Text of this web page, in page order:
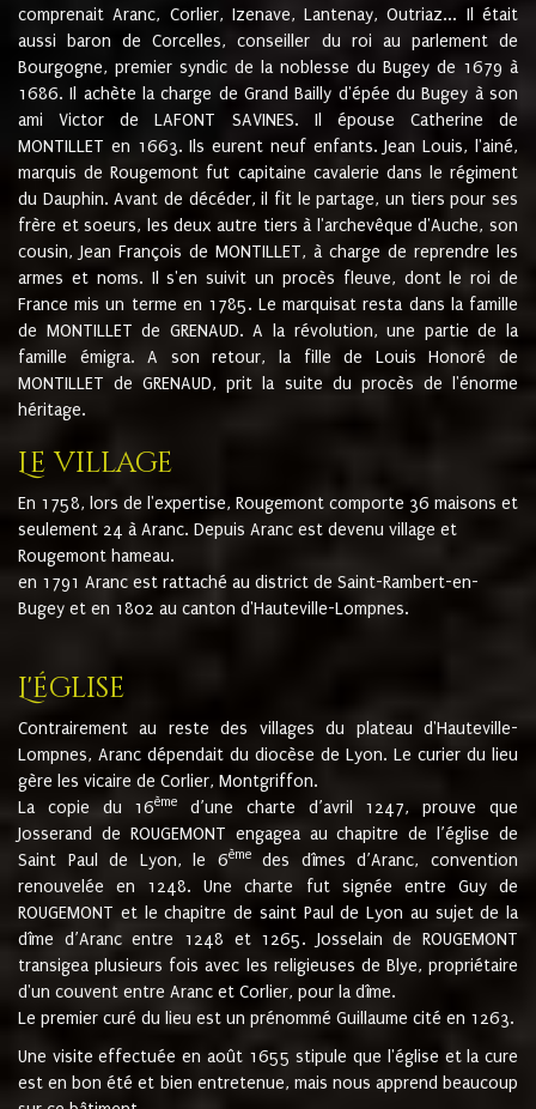
comprenait Aranc, Corlier, Izenave, Lantenay, Outriaz... Il était
aussi baron de Corcelles, conseiller du roi au parlement de
Bourgogne, premier syndic de la noblesse du Bugey de 1679 à
1686. Il achète la charge de Grand Bailly d'épée du Bugey à son
ami Victor de LAFONT SAVINES. Il épouse Catherine de
MONTILLET en 1663. Ils eurent neuf enfants. Jean Louis, l'ainé,
marquis de Rougemont fut capitaine cavalerie dans le régiment
du Dauphin. Avant de décéder, il fit le partage, un tiers pour ses
frère et soeurs, les deux autre tiers à l'archevêque d'Auche, son
cousin, Jean François de MONTILLET, à charge de reprendre les
armes et noms. Il s'en suivit un procès fleuve, dont le roi de
France mis un terme en 1785. Le marquisat resta dans la famille
de MONTILLET de GRENAUD. A la révolution, une partie de la
famille émigra. A son retour, la fille de Louis Honoré de
MONTILLET de GRENAUD, prit la suite du procès de l'énorme
héritage.
Le village
En 1758, lors de l'expertise, Rougemont comporte 36 maisons et
seulement 24 à Aranc. Depuis Aranc est devenu village et
Rougemont hameau.
en 1791 Aranc est rattaché au district de Saint-Rambert-en-
Bugey et en 1802 au canton d'Hauteville-Lompnes.
L'église
Contrairement au reste des villages du plateau d'Hauteville-
Lompnes, Aranc dépendait du diocèse de Lyon. Le curier du lieu
gère les vicaire de Corlier, Montgriffon.
La copie du 16ème
d’une charte d’avril 1247, prouve que
Josserand de ROUGEMONT engagea au chapitre de l’église de
Saint Paul de Lyon, le 6èmedes dîmes d’Aranc, convention
renouvelée en 1248. Une charte fut signée entre Guy de
ROUGEMONT et le chapitre de saint Paul de Lyon au sujet de la
dîme d’Aranc entre 1248 et 1265. Josselain de ROUGEMONT
transigea plusieurs fois avec les religieuses de Blye, propriétaire
d'un couvent entre Aranc et Corlier, pour la dîme.
Le premier curé du lieu est un prénommé Guillaume cité en 1263.
Une visite effectuée en août 1655 stipule que l'église et la cure
est en bon été et bien entretenue, mais nous apprend beaucoup